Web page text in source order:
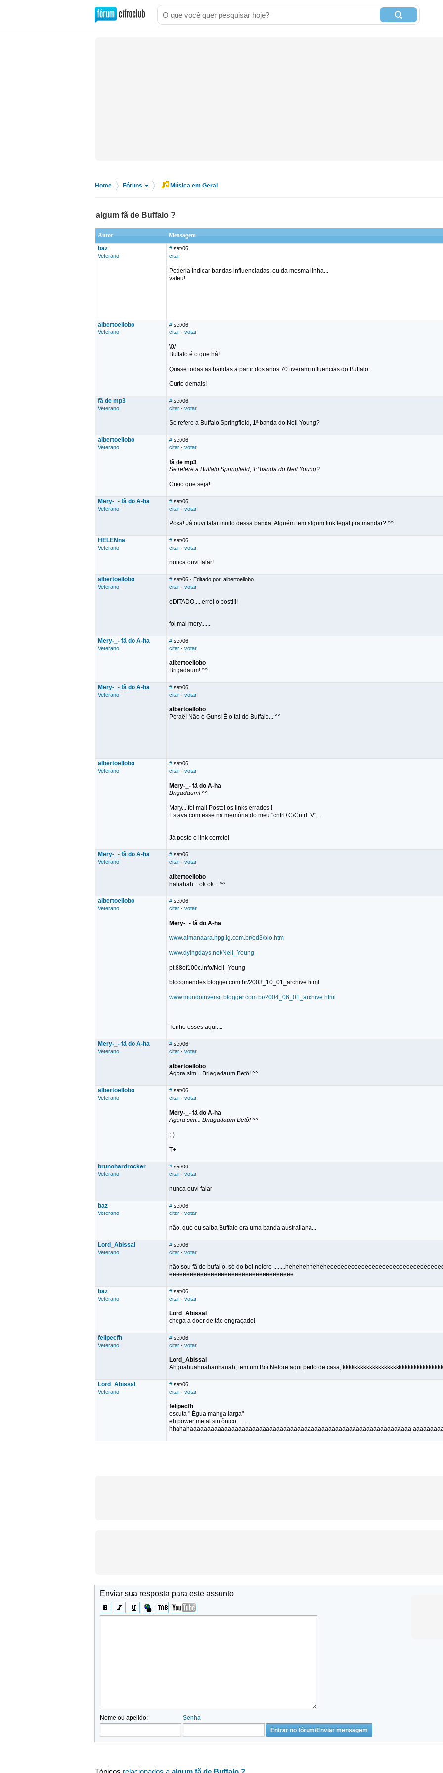
Home Fóruns Música em Geral
algum fã de Buffalo ?
Autor
Mensagem
baz
Veterano
# set/06
citar
Poderia indicar bandas influenciadas, ou da mesma linha...
valeu!
albertoellobo
Veterano
# set/06
citar · votar
\0/
Buffalo é o que há!
Quase todas as bandas a partir dos anos 70 tiveram influencias do Buffalo.
Curto demais!
fã de mp3
Veterano
# set/06
citar · votar
Se refere a Buffalo Springfield, 1ª banda do Neil Young?
albertoellobo
Veterano
# set/06
citar · votar
fã de mp3
Se refere a Buffalo Springfield, 1ª banda do Neil Young?
Creio que seja!
Mery-_- fã do A-ha
Veterano
# set/06
citar · votar
Poxa! Já ouvi falar muito dessa banda. Alguém tem algum link legal pra mandar? ^^
HELENna
Veterano
# set/06
citar · votar
nunca ouvi falar!
albertoellobo
Veterano
# set/06 · Editado por: albertoellobo
citar · votar
eDITADO.... errei o post!!!!
foi mal mery,.....
Mery-_- fã do A-ha
Veterano
# set/06
citar · votar
albertoellobo
Brigadaum! ^^
Mery-_- fã do A-ha
Veterano
# set/06
citar · votar
albertoellobo
Peraê! Não é Guns! É o tal do Buffalo... ^^
albertoellobo
Veterano
# set/06
citar · votar
Mery-_- fã do A-ha
Brigadaum! ^^
Mary... foi mal! Postei os links errados !
Estava com esse na memória do meu "cntrl+C/Cntrl+V"...
Já posto o link correto!
Mery-_- fã do A-ha
Veterano
# set/06
citar · votar
albertoellobo
hahahah... ok ok... ^^
albertoellobo
Veterano
# set/06
citar · votar
Mery-_- fã do A-ha
www.almanaara.hpg.ig.com.br/ed3/bio.htm
www.dyingdays.net/Neil_Young
pt.88of100c.info/Neil_Young
blocomendes.blogger.com.br/2003_10_01_archive.html
www.mundoinverso.blogger.com.br/2004_06_01_archive.html
Tenho esses aqui....
Mery-_- fã do A-ha
Veterano
# set/06
citar · votar
albertoellobo
Agora sim... Briagadaum Betô! ^^
albertoellobo
Veterano
# set/06
citar · votar
Mery-_- fã do A-ha
Agora sim... Briagadaum Betô! ^^
;-)
T+!
brunohardrocker
Veterano
# set/06
citar · votar
nunca ouvi falar
baz
Veterano
# set/06
citar · votar
não, que eu saiba Buffalo era uma banda australiana...
Lord_Abissal
Veterano
# set/06
citar · votar
não sou fã de bufallo, só do boi nelore
eeeeeeeeeeeeeeeeeeeeeeeeeeeeeeeeeeee
baz
Veterano
# set/06
citar · votar
Lord_Abissal
chega a doer de tão engraçado!
felipecfh
Veterano
# set/06
citar · votar
Lord_Abissal
Ahguahuahuahauhauah, tem um Boi Nelore aqui perto de casa,
Lord_Abissal
Veterano
# set/06
citar · votar
felipecfh
escuta " Égua manga larga"
eh power metal sinfônico.........
hhahahaaaaaaaaaaaaaaaaaaaaaaaaaaaaaaaaaaaaaaaaaaaaaaaaaaaaaaaaaaaaaaaa
Enviar sua resposta para este assunto
Nome ou apelido: Senha
Tópicos relacionados a algum fã de Buffalo ?